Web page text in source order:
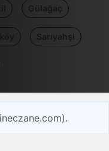
Gülağaç
Sarıyahşi